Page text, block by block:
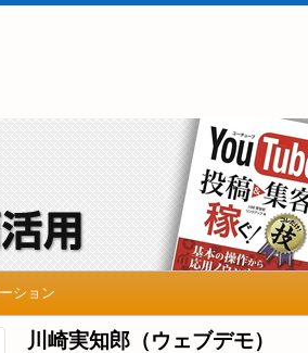
ション
川崎実知郎（ウェブデモ）